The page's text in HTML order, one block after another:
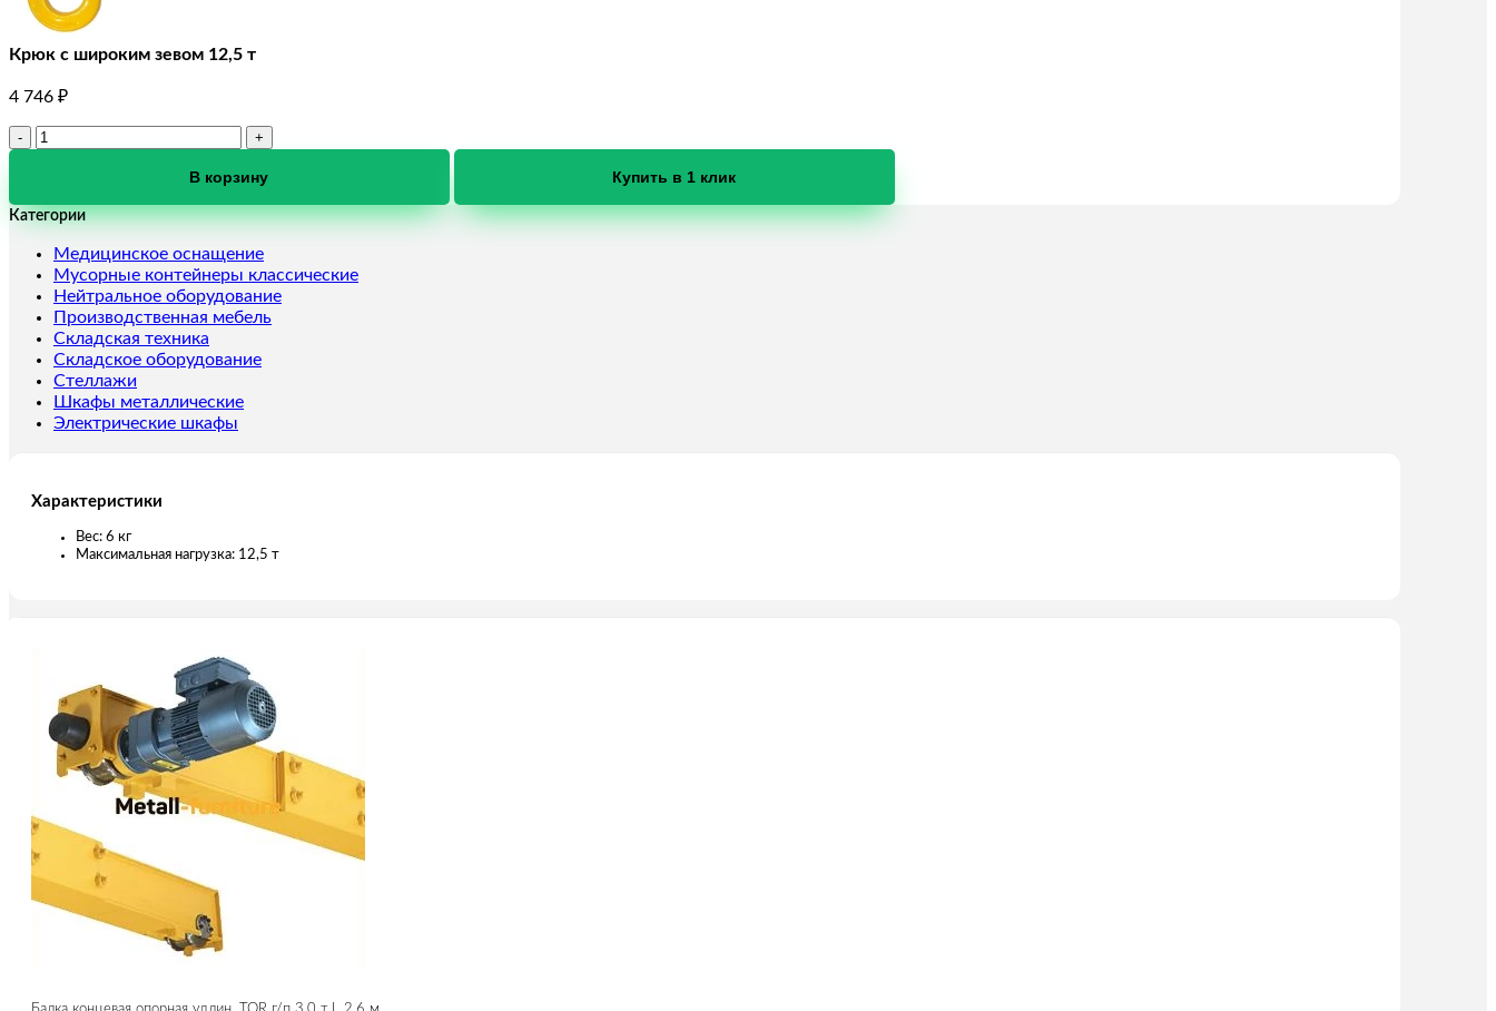
Крюк с широким зевом 12,5 т
4 746 ₽
Количество
широким
12,5
т
В корзину Купить в 1 клик
Категории
Медицинское оснащение
Мусорные контейнеры классические
Нейтральное оборудование
Производственная мебель
Складская техника
Складское оборудование
Стеллажи
Шкафы металлические
Электрические шкафы
Характеристики
Вес: 6 кг
Максимальная нагрузка: 12,5 т